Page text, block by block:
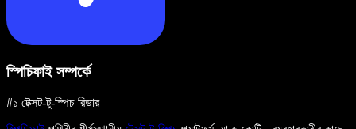
স্পিচিফাই সম্পর্কে
#১ টেক্সট-টু-স্পিচ রিডার